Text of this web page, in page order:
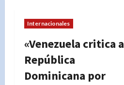
Internacionales
«Venezuela critica a
República
Dominicana por